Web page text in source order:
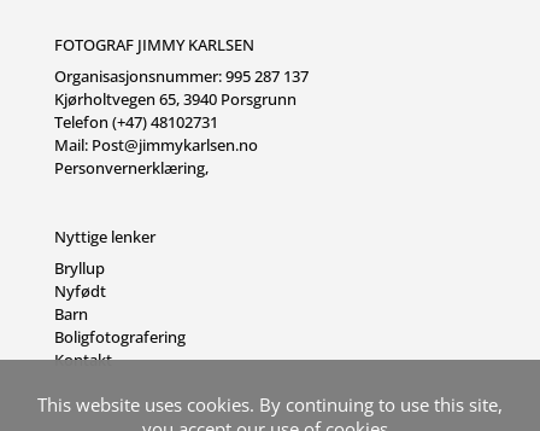
FOTOGRAF JIMMY KARLSEN
Organisasjonsnummer: 995 287 137
Kjørholtvegen 65, 3940 Porsgrunn
Telefon (+47) 48102731
Mail: Post@jimmykarlsen.no
Personvernerklæring,
Nyttige lenker
Bryllup
Nyfødt
Barn
Boligfotografering
Kontakt
This website uses cookies. By continuing to use this site,